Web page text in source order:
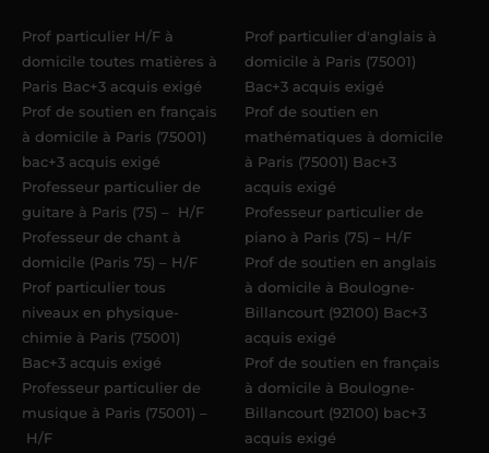
Prof particulier H/F à
domicile toutes matières à
Paris Bac+3 acquis exigé
Prof de soutien en français
à domicile à Paris (75001)
bac+3 acquis exigé
Professeur particulier de
guitare à Paris (75) – H/F
Professeur de chant à
domicile (Paris 75) – H/F
Prof particulier tous
niveaux en physique-
chimie à Paris (75001)
Bac+3 acquis exigé
Professeur particulier de
musique à Paris (75001) –
H/F
Prof particulier d'anglais à
domicile à Paris (75001)
Bac+3 acquis exigé
Prof de soutien en
mathématiques à domicile
à Paris (75001) Bac+3
acquis exigé
Professeur particulier de
piano à Paris (75) – H/F
Prof de soutien en anglais
à domicile à Boulogne-
Billancourt (92100) Bac+3
acquis exigé
Prof de soutien en français
à domicile à Boulogne-
Billancourt (92100) bac+3
acquis exigé